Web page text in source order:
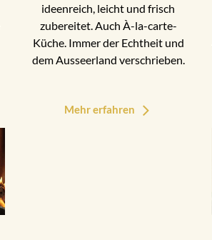
ideenreich, leicht und frisch
zubereitet. Auch À-la-carte-
Küche. Immer der Echtheit und
dem Ausseerland verschrieben.
Mehr erfahren